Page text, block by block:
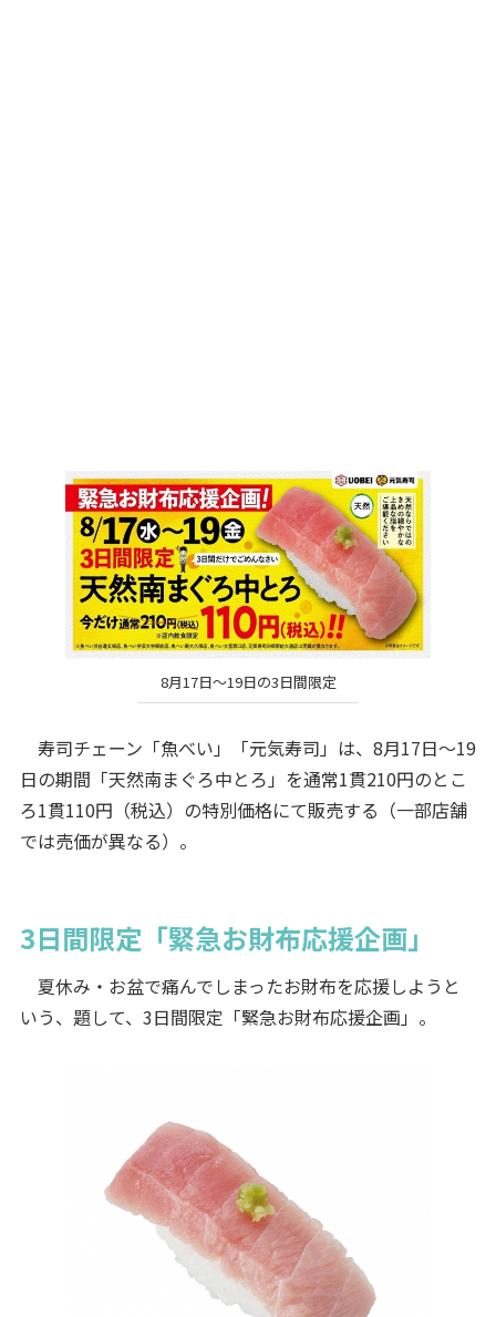
8月17日～19日の3日間限定
寿司チェーン「魚べい」「元気寿司」は、8月17日～19
日の期間「天然南まぐろ中とろ」を通常1貫210円のとこ
ろ1貫110円（税込）の特別価格にて販売する（一部店舗
では売価が異なる）。
3日間限定「緊急お財布応援企画」
夏休み・お盆で痛んでしまったお財布を応援しようと
いう、題して、3日間限定「緊急お財布応援企画」。